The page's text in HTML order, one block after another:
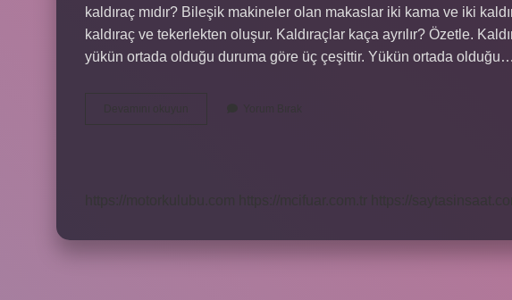
kaldıraç mıdır? Bileşik makineler olan makaslar iki kama ve iki
kaldıraç ve tekerlekten oluşur. Kaldıraçlar kaça ayrılır? Özetle.
yükün ortada olduğu duruma göre üç çeşittir. Yükün ortada olduğu…